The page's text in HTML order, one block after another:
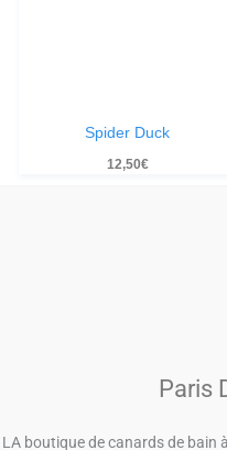
Spider Duck
12,50€
Paris
LA boutique de canards de bain